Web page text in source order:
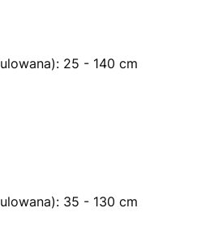
25 - 140 cm
35 - 130 cm